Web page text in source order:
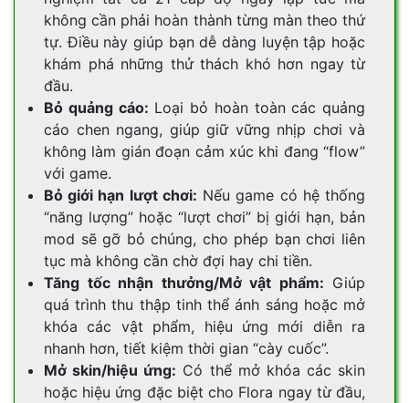
không cần phải hoàn thành từng màn theo thứ
tự. Điều này giúp bạn dễ dàng luyện tập hoặc
khám phá những thử thách khó hơn ngay từ
đầu.
Bỏ quảng cáo: Loại bỏ hoàn toàn các quảng
cáo chen ngang, giúp giữ vững nhịp chơi và
không làm gián đoạn cảm xúc khi đang “flow”
với game.
Bỏ giới hạn lượt chơi: Nếu game có hệ thống
“năng lượng” hoặc “lượt chơi” bị giới hạn, bản
mod sẽ gỡ bỏ chúng, cho phép bạn chơi liên
tục mà không cần chờ đợi hay chi tiền.
Tăng tốc nhận thưởng/Mở vật phẩm: Giúp
quá trình thu thập tinh thể ánh sáng hoặc mở
khóa các vật phẩm, hiệu ứng mới diễn ra
nhanh hơn, tiết kiệm thời gian “cày cuốc”.
Mở skin/hiệu ứng: Có thể mở khóa các skin
hoặc hiệu ứng đặc biệt cho Flora ngay từ đầu,